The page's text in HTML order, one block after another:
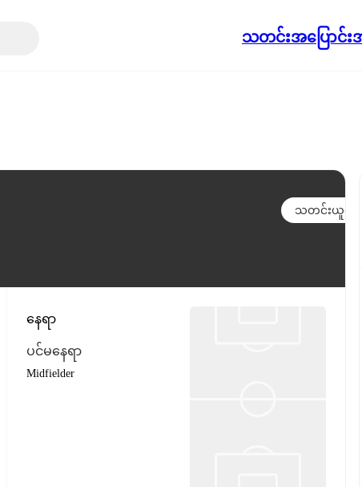
သတင်းအပြောင်
သတင်းယူရန်
နေရာ
ပင်မနေရာ
Midfielder